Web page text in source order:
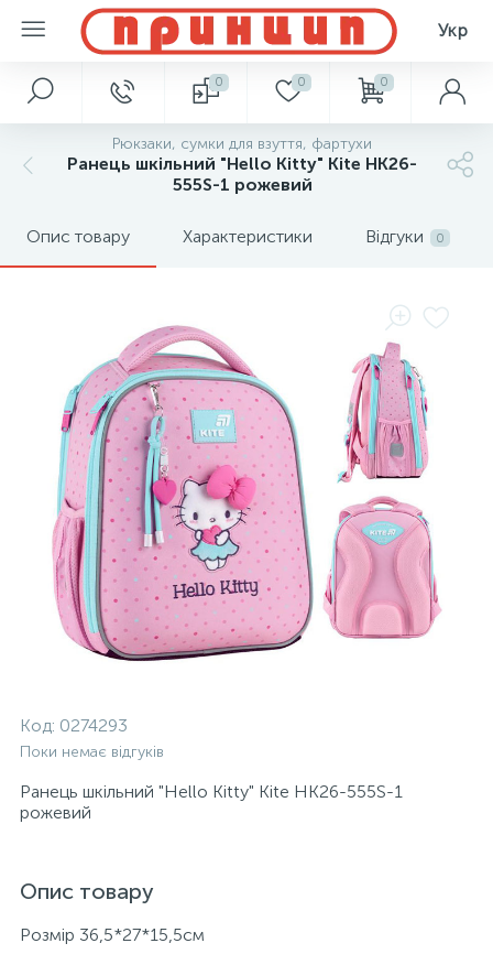
Укр
0 0 0
Рюкзаки, сумки для взуття, фартухи
Ранець шкільний "Hello Kitty" Kite HK26-
555S-1 рожевий
Опис товару Характеристики Відгуки 0
Код: 0274293
Поки немає відгуків
Ранець шкільний "Hello Kitty" Kite HK26-555S-1
рожевий
Опис товару
Розмір 36,5*27*15,5см